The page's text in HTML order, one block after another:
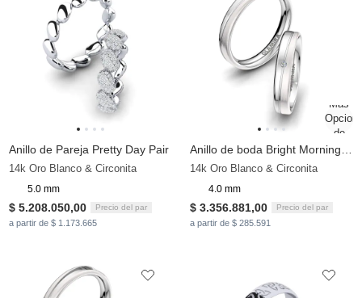
Anillo de Pareja Pretty Day Pair
14k Oro Blanco & Circonita
5.0 mm
$ 5.208.050,00 Precio del par
a partir de $ 1.173.665
14k Oro Blanco & Circonita
4.0 mm
$ 3.356.881,00 Precio del par
a partir de $ 285.591